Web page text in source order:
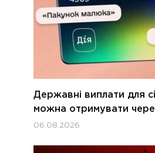
Державні виплати для
можна отримувати
06.08.2026